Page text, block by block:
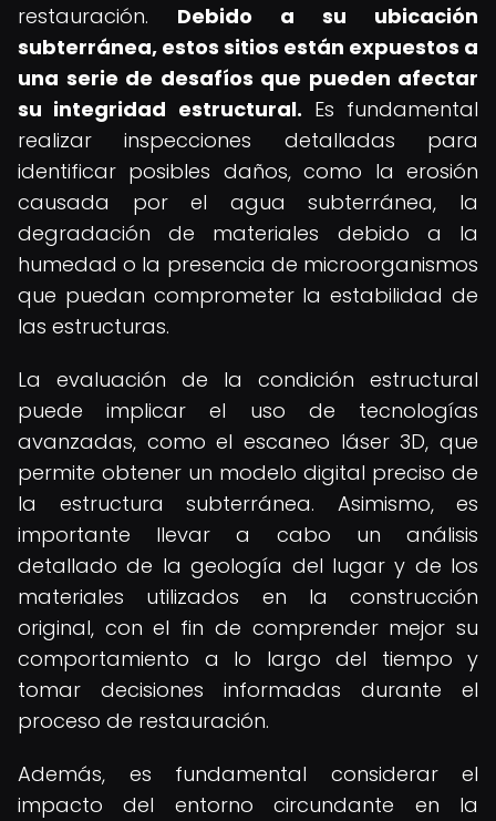
restauración. Debido a su ubicación
subterránea, estos sitios están expuestos a
una serie de desafíos que pueden afectar
su integridad estructural. Es fundamental
realizar inspecciones detalladas para
identificar posibles daños, como la erosión
causada por el agua subterránea, la
degradación de materiales debido a la
humedad o la presencia de microorganismos
que puedan comprometer la estabilidad de
las estructuras.
La evaluación de la condición estructural
puede implicar el uso de tecnologías
avanzadas, como el escaneo láser 3D, que
permite obtener un modelo digital preciso de
la estructura subterránea. Asimismo, es
importante llevar a cabo un análisis
detallado de la geología del lugar y de los
materiales utilizados en la construcción
original, con el fin de comprender mejor su
comportamiento a lo largo del tiempo y
tomar decisiones informadas durante el
proceso de restauración.
Además, es fundamental considerar el
impacto del entorno circundante en la